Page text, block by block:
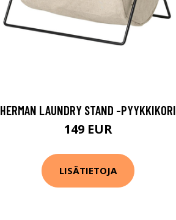
HERMAN LAUNDRY STAND -PYYKKIKORI
149 EUR
LISÄTIETOJA